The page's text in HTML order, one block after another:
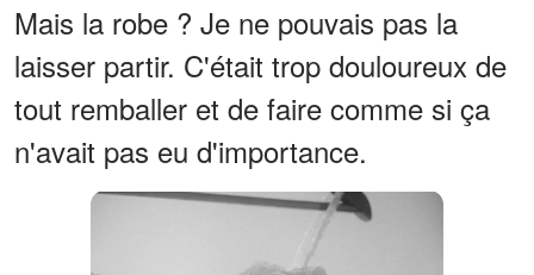
Mais la robe ? Je ne pouvais pas la
laisser partir. C'était trop douloureux de
tout remballer et de faire comme si ça
n'avait pas eu d'importance.